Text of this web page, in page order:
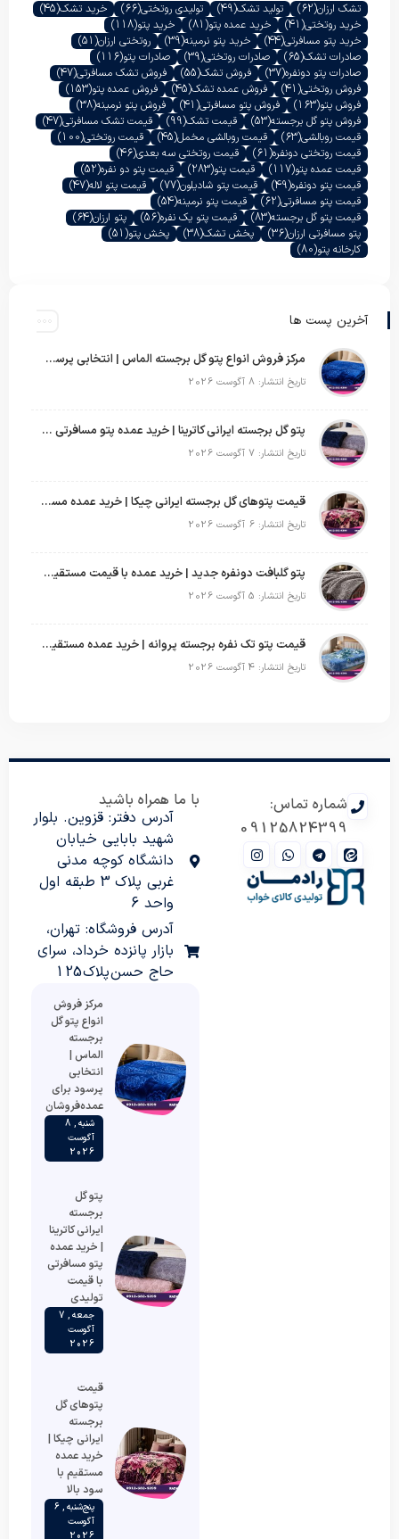
تشک ارزان(62) تولید تشک(49) تولیدی روتختی(66) خرید تشک(45)
خرید روتختی(41) خرید عمده پتو(81) خرید پتو(118)
خرید پتو مسافرتی(44) خرید پتو نرمینه(39) روتختی ارزان(51)
صادرات تشک(65) صادرات روتختی(39) صادرات پتو(116)
صادرات پتو دونفره(37) فروش تشک(55) فروش تشک مسافرتی(47)
فروش روتختی(41) فروش عمده تشک(45) فروش عمده پتو(153)
فروش پتو(163) فروش پتو مسافرتی(41) فروش پتو نرمینه(38)
فروش پتو گل برجسته(53) قیمت تشک(99) قیمت تشک مسافرتی(47)
قیمت روبالشی(63) قیمت روبالشی مخمل(45) قیمت روتختی(100)
قیمت روتختی دونفره(61) قیمت روتختی سه بعدی(46)
قیمت عمده پتو(117) قیمت پتو(283) قیمت پتو دو نفره(52)
قیمت پتو دونفره(49) قیمت پتو شادیلون(77) قیمت پتو لاله(47)
قیمت پتو مسافرتی(62) قیمت پتو نرمینه(54)
قیمت پتو گل برجسته(83) قیمت پتو یک نفره(56) پتو ارزان(64)
پتو مسافرتی ارزان(36) پخش تشک(38) پخش پتو(51)
کارخانه پتو(80)
آخرین پست ها
مرکز فروش انواع پتو گل برجسته الماس | انتخابی پرسود برای عمده‌فروشان
تاریخ انتشار: 8 آگوست 2026
پتو گل برجسته ایرانی کاترینا | خرید عمده پتو مسافرتی با قیمت تولیدی
تاریخ انتشار: 7 آگوست 2026
قیمت پتوهای گل برجسته ایرانی چیکا | خرید عمده مستقیم با سود بالا
تاریخ انتشار: 6 آگوست 2026
پتو گلبافت دونفره جدید | خرید عمده با قیمت مستقیم و طرح‌های پرفروش بازار
تاریخ انتشار: 5 آگوست 2026
قیمت پتو تک نفره برجسته پروانه | خرید عمده مستقیم با بهترین قیمت بازار
تاریخ انتشار: 4 آگوست 2026
شماره تماس:
09125824399
با ما همراه باشید
آدرس دفتر: قزوین. بلوار
شهید بابایی خیابان
دانشگاه کوچه مدنی
غربی پلاک 3 طبقه اول
واحد 6
آدرس فروشگاه: تهران،
بازار پانزده خرداد، سرای
حاج حسن پلاک 125
مرکز فروش
انواع پتو گل
برجسته
الماس |
انتخابی
پرسود برای
عمده‌فروشان
شنبه , 8
آگوست
2026
پتو گل
برجسته
ایرانی کاترینا
| خرید عمده
پتو مسافرتی
با قیمت
تولیدی
جمعه , 7
آگوست
2026
قیمت
پتوهای گل
برجسته
ایرانی چیکا |
خرید عمده
مستقیم با
سود بالا
پنج‌شنبه , 6
آگوست
2026